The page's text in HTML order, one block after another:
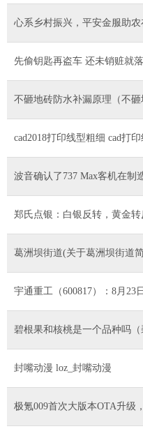
心系乡村振兴，平安金服助农
先偷钥匙再盗车 还未销赃就
不砸地砖防水补漏原理（不砸
cad2018打印线型粗细 cad打
波音确认了737 Max客机在制
郑氏点银：白银反转，黄金
葛洲坝街道(关于葛洲坝街道
宇通重工（600817）：8月23
碧根果和核桃是一个品种吗（
封嘴动漫 loz_封嘴动漫
极氪009首次大版本OTA升级